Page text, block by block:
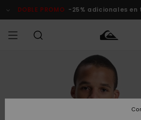
del
DOBLE PROMO -25% adicionales
Ropa
Ropa
Shop
Surf Shop
Tienda
Hombre
Outlet
Accede a tu
Envio